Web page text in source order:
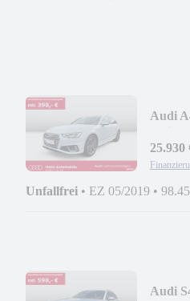
Audi
25.930
Unfallfrei • EZ 05/2019 •
Audi